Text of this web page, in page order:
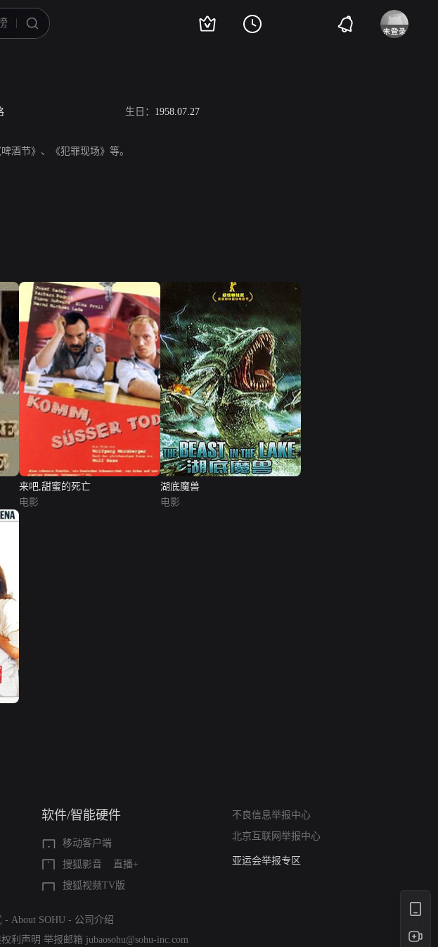
生日： 1958.07.27
酒节》、《犯罪现场》等。
来吧,甜蜜的死亡
电影
湖底魔兽
电影
软件/智能硬件
移动客户端
搜狐影音
直播+
搜狐视频TV版
不良信息举报中心
北京互联网举报中心
算法推荐专项举报
亚运会举报专区
- About SOHU - 公司介绍
利声明 举报邮箱 jubaosohu@sohu-inc.com